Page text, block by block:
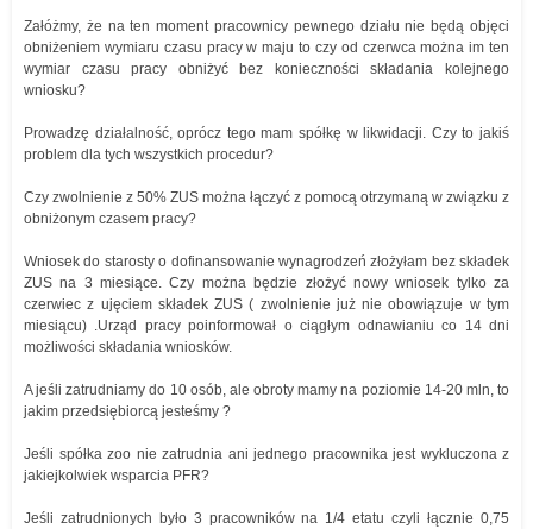
Załóżmy, że na ten moment pracownicy pewnego działu nie będą objęci
obniżeniem wymiaru czasu pracy w maju to czy od czerwca można im ten
wymiar czasu pracy obniżyć bez konieczności składania kolejnego
wniosku?
Prowadzę działalność, oprócz tego mam spółkę w likwidacji. Czy to jakiś
problem dla tych wszystkich procedur?
Czy zwolnienie z 50% ZUS można łączyć z pomocą otrzymaną w związku z
obniżonym czasem pracy?
Wniosek do starosty o dofinansowanie wynagrodzeń złożyłam bez składek
ZUS na 3 miesiące. Czy można będzie złożyć nowy wniosek tylko za
czerwiec z ujęciem składek ZUS ( zwolnienie już nie obowiązuje w tym
miesiącu) .Urząd pracy poinformował o ciągłym odnawianiu co 14 dni
możliwości składania wniosków.
A jeśli zatrudniamy do 10 osób, ale obroty mamy na poziomie 14-20 mln, to
jakim przedsiębiorcą jesteśmy ?
Jeśli spółka zoo nie zatrudnia ani jednego pracownika jest wykluczona z
jakiejkolwiek wsparcia PFR?
Jeśli zatrudnionych było 3 pracowników na 1/4 etatu czyli łącznie 0,75